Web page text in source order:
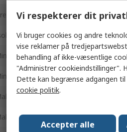
lederstørrelse mm2
lederstørrelse AWG
lederstørrelse AWG
lederstørrelse mm2
Vi respekterer dit
Vi bruger cookies og andre
vise reklamer på
behandling af ikke-væsentlige
"Administrer cookieindstillinger".
Dette kan begrænse adgangen
cookie politik.
Accepter alle